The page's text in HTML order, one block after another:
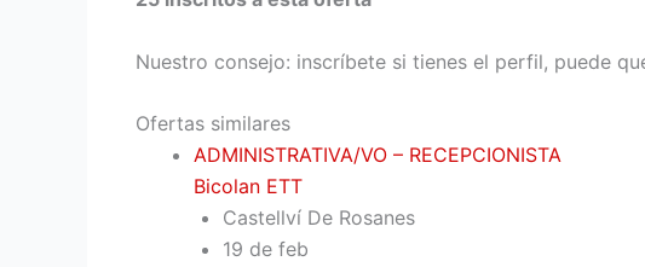
Nuestro consejo: inscríbete si tienes el perfil, puede
Ofertas similares
ADMINISTRATIVA/VO – RECEPCIONISTA
Bicolan ETT
Castellví De Rosanes
19 de feb